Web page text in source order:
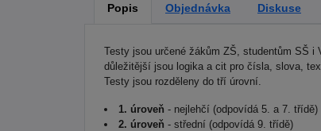
Popis Objednávka Diskuse
Testy jsou určené žákům ZŠ, studentům SŠ i
důležitější jsou logika a cit pro čísla, slova,
Testy jsou rozděleny do tří úrovní.
1. úroveň - nejlehčí (odpovídá 5. a 7. třídě)
2. úroveň - střední (odpovídá 9. třídě)